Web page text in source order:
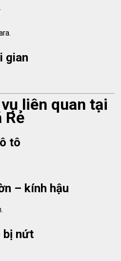
gian
liên quan tại
Rẻ
tô
– kính hậu
bị nứt